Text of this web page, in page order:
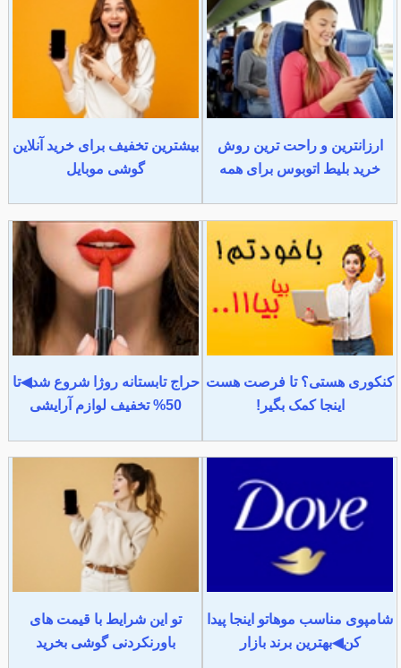
ارزانترین و راحت ترین روش
خرید بلیط اتوبوس برای همه
بیشترین تخفیف برای خرید آنلاین
گوشی موبایل
کنکوری هستی؟ تا فرصت هست
اینجا کمک بگیر!
حراج تابستانه روژا شروع شد◀تا
50% تخفیف لوازم آرایشی
شامپوی مناسب موهاتو اینجا پیدا
کن◀بهترین برند بازار
تو این شرایط با قیمت های
باورنکردنی گوشی بخرید